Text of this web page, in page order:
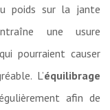
poids sur la jante
une usure
pourraient causer
L’équilibrage
afin de